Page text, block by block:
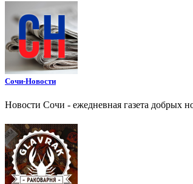
Сочи-Новости
Новости Сочи - ежедневная газета добрых